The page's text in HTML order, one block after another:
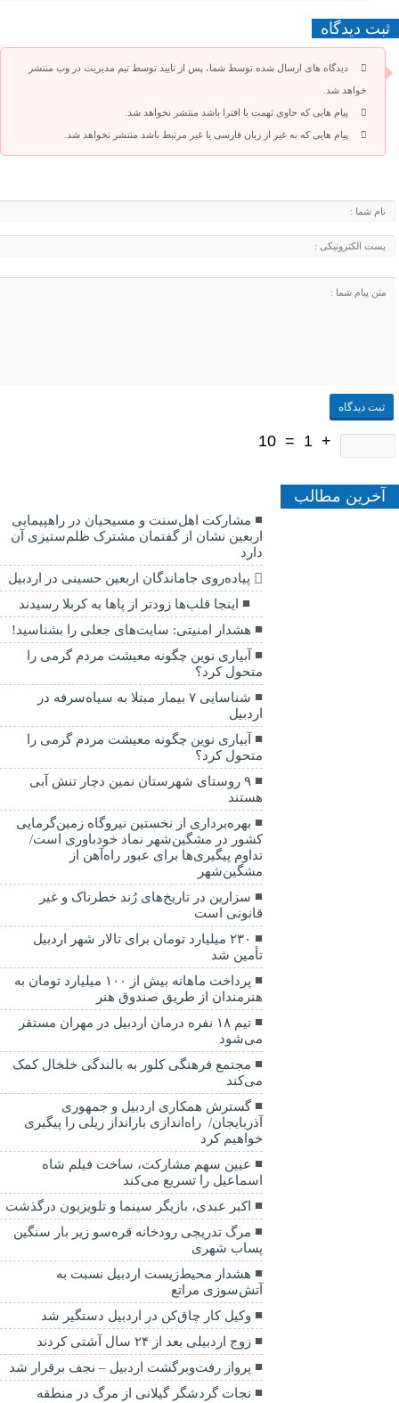
ثبت دیدگاه
دیدگاه های ارسال شده توسط شما، پس از تایید توسط تیم مدیریت در وب منتشر
خواهد شد.
پیام هایی که حاوی تهمت یا افترا باشد منتشر نخواهد شد.
پیام هایی که به غیر از زبان فارسی یا غیر مرتبط باشد منتشر نخواهد شد.
+
1
=
10
آخرین مطالب
مشارکت اهل‌سنت و مسیحیان در راهپیمایی
اربعین نشان از گفتمان مشترک ظلم‌ستیزی آن
دارد
پیاده‌روی جاماندگان اربعین حسینی در اردبیل
اینجا قلب‌ها زودتر از پاها به کربلا رسیدند
هشدار امنیتی: سایت‌های جعلی را بشناسید!
آبیاری نوین چگونه معیشت مردم گرمی را
متحول کرد؟
شناسایی ۷ بیمار مبتلا به سیاه‌سرفه در
اردبیل
آبیاری نوین چگونه معیشت مردم گرمی را
متحول کرد؟
۹ روستای شهرستان نمین دچار تنش آبی
هستند
بهره‌برداری از نخستین نیروگاه زمین‌گرمایی
کشور در مشگین‌شهر نماد خودباوری است/
تداوم پیگیری‌ها برای عبور راه‌آهن از
مشگین‌شهر
سزارین در تاریخ‌های رُند خطرناک و غیر
قانونی است
۲۳۰ میلیارد تومان برای تالار شهر اردبیل
تأمین شد
پرداخت ماهانه بیش از ۱۰۰ میلیارد تومان به
هنرمندان از طریق صندوق هنر
تیم ۱۸ نفره درمان اردبیل در مهران مستقر
می‌شود
مجتمع فرهنگی کلور به بالندگی خلخال کمک
می‌کند
گسترش همکاری اردبیل و جمهوری
آذربایجان/ راه‌اندازی بارانداز ریلی را پیگیری
خواهیم کرد
عیین سهم مشارکت، ساخت فیلم شاه‌
اسماعیل را تسریع می‌کند
اکبر عبدی، بازیگر سینما و تلویزیون درگذشت
مرگ تدریجی رودخانه قره‌سو زیر بار سنگین
پساب شهری
هشدار محیط‌زیست اردبیل نسبت به
آتش‌سوزی مراتع
وکیل کار چاق‌کن در اردبیل دستگیر شد
زوج اردبیلی بعد از ۲۴ سال آشتی کردند
پرواز رفت‌وبرگشت اردبیل – نجف برقرار شد
نجات گردشگر گیلانی از مرگ در منطقه